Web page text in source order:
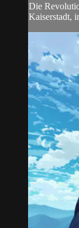
Die
Kaiserstadt,